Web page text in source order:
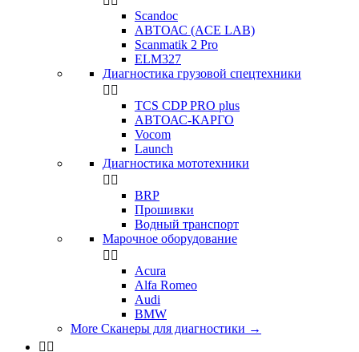
Scandoc
АВТОАС (ACE LAB)
Scanmatik 2 Pro
ELM327
Диагностика грузовой спецтехники
 
TCS CDP PRO plus
АВТОАС-КАРГО
Vocom
Launch
Диагностика мототехники
 
BRP
Прошивки
Водный транспорт
Марочное оборудование
 
Acura
Alfa Romeo
Audi
BMW
More Сканеры для диагностики →
 